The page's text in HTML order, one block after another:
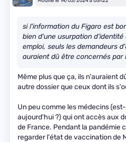
si l'information du Figaro est
bien d'une usurpation d'identité
emploi, seuls les demandeurs
auraient dû être concernés par
Même plus que ça, ils n'auraient
autre dossier que ceux dont ils
Un peu comme les médecins
aujourd'hui ?) qui ont accès aux
de France. Pendant la pandémie
regarder l'état de vaccination de